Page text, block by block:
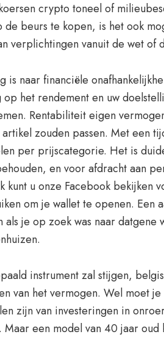
crypto toneel of
beurs te kopen, is het ook
verplichtingen vanuit de wet of
is naar financiële
het rendement en uw
Rentabiliteit eigen
artikel zouden passen. Met
per prijscategorie. Het is
en voor afdracht aan
kunt u onze Facebook bekijken
om je wallet te openen.
je op zoek was naar
instrument zal stijgen,
van het vermogen. Wel moet
zijn van investeringen in
Maar een model van 40 jaar